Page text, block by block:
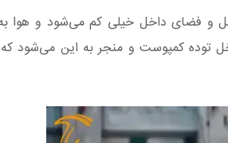
و فضای داخل خیلی کم می‌شود و هوا
توده کمپوست و منجر به این می‌شود که